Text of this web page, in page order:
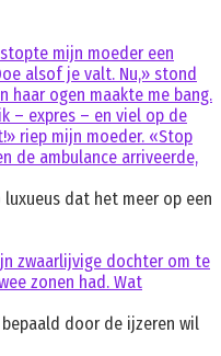
mijn moeder een
alsof je valt. Nu,» stond
haar ogen maakte me bang.
– expres – en viel op de
riep mijn moeder. «Stop
de ambulance arriveerde,
dat het meer op een
zwaarlijvige dochter om te
zonen had. Wat
bepaald door de ijzeren wil